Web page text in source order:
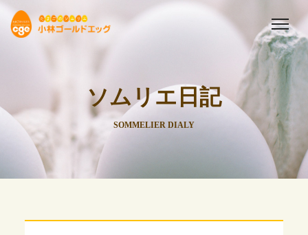
ソムリエ日記
SOMMELIER DIALY